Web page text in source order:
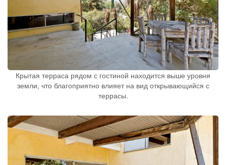
Крытая терраса рядом с гостиной находится выше уровня
земли, что благоприятно влияет на вид открывающийся с
террасы.